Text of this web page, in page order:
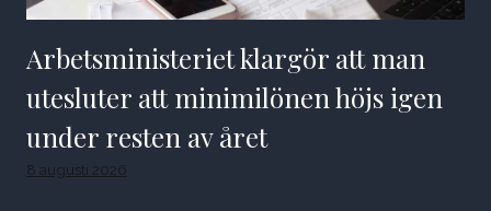
Arbetsministeriet klargör att man
utesluter att minimilönen höjs igen
under resten av året
8 augusti 2026